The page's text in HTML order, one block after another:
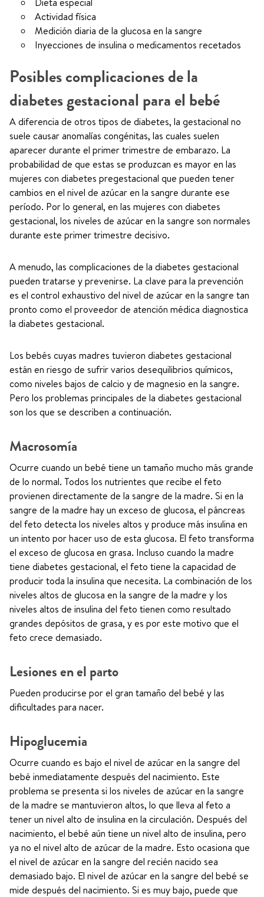
Actividad física
Medición diaria de la glucosa en la sangre
Inyecciones de insulina o medicamentos recetados
Posibles complicaciones de la
diabetes gestacional para el bebé
A diferencia de otros tipos de diabetes, la gestacional no
suele causar anomalías congénitas, las cuales suelen
aparecer durante el primer trimestre de embarazo. La
probabilidad de que estas se produzcan es mayor en las
mujeres con diabetes pregestacional que pueden tener
cambios en el nivel de azúcar en la sangre durante ese
período. Por lo general, en las mujeres con diabetes
gestacional, los niveles de azúcar en la sangre son normales
durante este primer trimestre decisivo.
A menudo, las complicaciones de la diabetes gestacional
pueden tratarse y prevenirse. La clave para la prevención
es el control exhaustivo del nivel de azúcar en la sangre tan
pronto como el proveedor de atención médica diagnostica
la diabetes gestacional.
Los bebés cuyas madres tuvieron diabetes gestacional
están en riesgo de sufrir varios desequilibrios químicos,
como niveles bajos de calcio y de magnesio en la sangre.
Pero los problemas principales de la diabetes gestacional
son los que se describen a continuación.
Macrosomía
Ocurre cuando un bebé tiene un tamaño mucho más grande
de lo normal. Todos los nutrientes que recibe el feto
provienen directamente de la sangre de la madre. Si en la
sangre de la madre hay un exceso de glucosa, el páncreas
del feto detecta los niveles altos y produce más insulina en
un intento por hacer uso de esta glucosa. El feto transforma
el exceso de glucosa en grasa. Incluso cuando la madre
tiene diabetes gestacional, el feto tiene la capacidad de
producir toda la insulina que necesita. La combinación de los
niveles altos de glucosa en la sangre de la madre y los
niveles altos de insulina del feto tienen como resultado
grandes depósitos de grasa, y es por este motivo que el
feto crece demasiado.
Lesiones en el parto
Pueden producirse por el gran tamaño del bebé y las
dificultades para nacer.
Hipoglucemia
Ocurre cuando es bajo el nivel de azúcar en la sangre del
bebé inmediatamente después del nacimiento. Este
problema se presenta si los niveles de azúcar en la sangre
de la madre se mantuvieron altos, lo que lleva al feto a
tener un nivel alto de insulina en la circulación. Después del
nacimiento, el bebé aún tiene un nivel alto de insulina, pero
ya no el nivel alto de azúcar de la madre. Esto ocasiona que
el nivel de azúcar en la sangre del recién nacido sea
demasiado bajo. El nivel de azúcar en la sangre del bebé se
mide después del nacimiento. Si es muy bajo, puede que